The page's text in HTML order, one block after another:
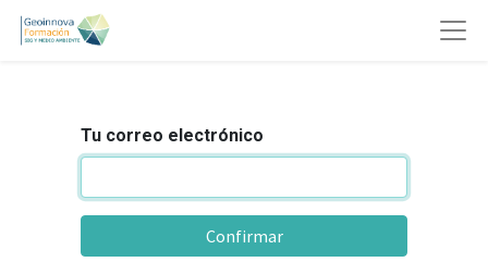
Tu correo electrónico
Confirmar